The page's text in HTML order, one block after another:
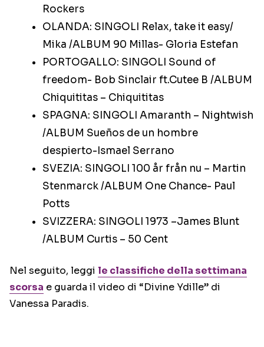
Rockers
OLANDA: SINGOLI Relax, take it easy/
Mika /ALBUM 90 Millas- Gloria Estefan
PORTOGALLO: SINGOLI Sound of
freedom- Bob Sinclair ft.Cutee B /ALBUM
Chiquititas – Chiquititas
SPAGNA: SINGOLI Amaranth – Nightwish
/ALBUM Sueños de un hombre
despierto-Ismael Serrano
SVEZIA: SINGOLI 100 år från nu – Martin
Stenmarck /ALBUM One Chance- Paul
Potts
SVIZZERA: SINGOLI 1973 –James Blunt
/ALBUM Curtis – 50 Cent
Nel seguito, leggi le classifiche della settimana
scorsa e guarda il video di “Divine Ydille” di
Vanessa Paradis.